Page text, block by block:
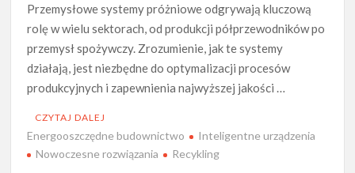
Przemysłowe systemy próżniowe odgrywają kluczową
rolę w wielu sektorach, od produkcji półprzewodników po
przemysł spożywczy. Zrozumienie, jak te systemy
działają, jest niezbędne do optymalizacji procesów
produkcyjnych i zapewnienia najwyższej jakości …
CZYTAJ DALEJ
Energooszczędne budownictwo
Inteligentne urządzenia
Nowoczesne rozwiązania
Recykling